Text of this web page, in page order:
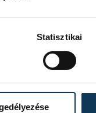
Statisztikai